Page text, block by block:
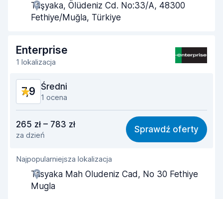
Szybkość odbioru
Czystość samochodu 8,2
Stan samochodu
Taşyaka, Ölüdeniz Cd. No:33/A, 48300
Fethiye/Muğla, Türkiye
Enterprise
1 lokalizacja
7,9 Średni
1 ocena
7,3
Łatwość znalezienia 8,2
Pomocność przedstawiciela
Szybkość odbioru
265 zł – 783 zł
za dzień
Sprawdź oferty
Najpopularniejsza lokalizacja
Tasyaka Mah Oludeniz Cad, No 30 Fethiye
Mugla